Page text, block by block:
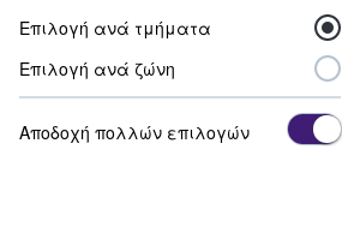
Επιλογή ανά τμήματα
Επιλογή ανά ζώνη
Αποδοχή πολλών επιλογών